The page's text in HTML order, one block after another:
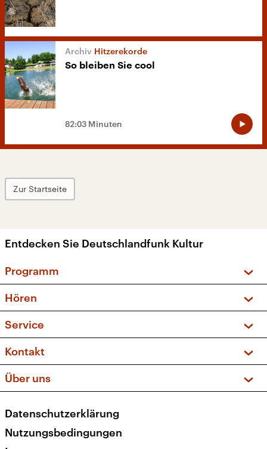
Hitzerekorde
So bleiben Sie cool
82:03 Minuten
Zur Startseite
Entdecken Sie Deutschlandfunk Kultur
Programm
Sendungen und Podcasts
Musikliste
Kakadu – Das Kinderprogramm
Hören
Frequenzen (UKW + DAB+)
Service
FAQ
Apps
Newsletter
Kontakt
Social Media
Über uns
Presse
Karriere
Datenschutzerklärung
Nutzungsbedingungen